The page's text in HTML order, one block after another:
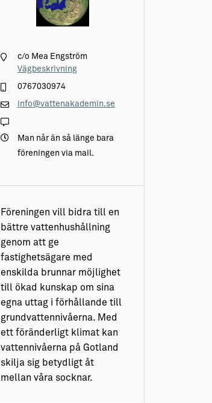
c/o Mea Engström
Vägbeskrivning
0767030974
info@vattenakademin.se
Man når än så länge bara
föreningen via mail.
Föreningen vill bidra till en
bättre vattenhushållning
genom att ge
fastighetsägare med
enskilda brunnar möjlighet
till ökad kunskap om sina
egna uttag i förhållande till
grundvattennivåerna. Med
ett föränderligt klimat kan
vattennivåerna på Gotland
skilja sig betydligt åt
mellan våra socknar.